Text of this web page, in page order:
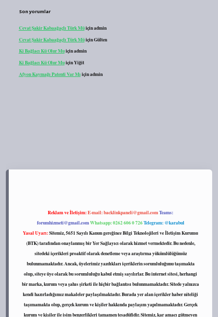
Son yorumlar
Cevat Şakir Kabaağaçlı Türk Müiçinadmin
Cevat Şakir Kabaağaçlı Türk MüiçinGülten
Ki Bağlacı Kü Olur Muiçinadmin
Ki Bağlacı Kü Olur MuiçinYiğit
Afyon Kaymağı Patenti Var Mı içinadmin
Reklam ve İletişim:E-mail:backlinkpaneli@gmail.comTeams:
forumhizmeti@gmail.comWhatsapp: 0262 606 0 726Telegram: @karabul
Yasal Uyarı:Sitemiz, 5651 Sayılı Kanun gereğince Bilgi Teknolojileri ve İletişim Kurumu
(BTK) tarafından onaylanmış bir Yer Sağlayıcı olarak hizmet vermektedir. Bu nedenle,
sitedeki içerikleri proaktif olarak denetleme veya araştırma yükümlülüğümüz
bulunmamaktadır. Ancak, üyelerimiz yazdıkları içeriklerin sorumluluğunu taşımakta
olup, siteye üye olarak bu sorumluluğu kabul etmiş sayılırlar. Bu internet sitesi, herhangi
bir marka, kurum veya şahıs şirketi ile hiçbir bağlantısı bulunmamaktadır. Sitede yalnızca
kendi hazırladığımız makaleler paylaşılmaktadır. Burada yer alan içerikler haber niteliği
taşımamakta olup, gerçek kurum ve kişiler hakkında paylaşım yapılmamaktadır. Gerçek
kurum ve kişiler ile isim benzerlikleri tamamen tesadüfidir. Sitemiz, kar amacı gütmeyen